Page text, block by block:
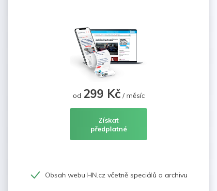
od 299 Kč/ měsíc
Získat
předplatné
Obsah webu HN.cz včetně speciálů a archivu